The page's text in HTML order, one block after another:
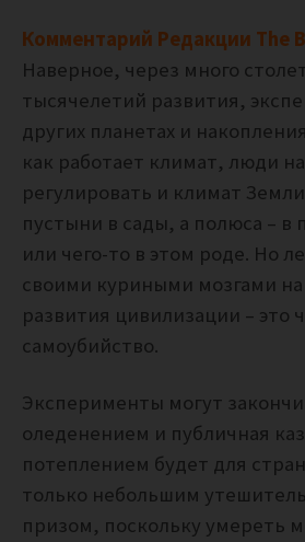
Комментарий Редакции The
Наверное, через много
тысячелетий развития,
других планетах и
как работает климат, люди
регулировать и климат
пустыни в сады, а полюса – в
или чего-то в этом роде. Но
своими куриными мозгами
развития цивилизации – это
самоубийство.
Эксперименты могут
оледенением и публичная
потеплением будет для
только небольшим
призом, поскольку умереть